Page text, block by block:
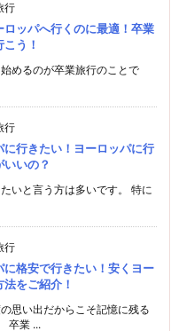
行
ッパへ行くのに最適！卒業
う！
めるのが卒業旅行のことで
行
行きたい！ヨーロッパに行
いいの？
いと言う方は多いです。 特に
行
格安で行きたい！安くヨー
をご紹介！
思い出だからこそ記憶に残る
卒業 ...